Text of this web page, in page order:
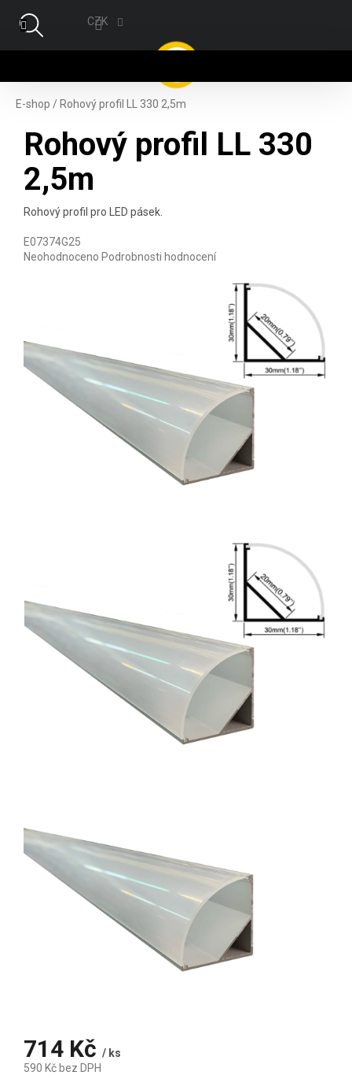
CZK
E-shop / Rohový profil LL 330 2,5m
Rohový profil LL 330
2,5m
Rohový profil pro LED pásek.
E07374G25
Průměrné hodnocení produktu je 0,0 z 5 hvězdiček.
Neohodnoceno Podrobnosti hodnocení
714 Kč / ks
590 Kč bez DPH